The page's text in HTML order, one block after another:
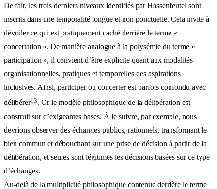
De fait, les trois derniers niveaux identifiés par Hassenfeutel sont
inscrits dans une temporalité longue et non ponctuelle. Cela invite à
dévoiler ce qui est pratiquement caché derrière le terme «
concertation ». De manière analogue à la polysémie du terme «
participation », il convient d’être explicite quant aux modalités
organisationnelles, pratiques et temporelles des aspirations
inclusives. Ainsi, participer ou concerter est parfois confondu avec
délibérer13. Or le modèle philosophique de la délibération est
construit sur d’exigeantes bases. À le suivre, par exemple, nous
devrions observer des échanges publics, rationnels, transformant le
bien commun et débouchant sur une prise de décision à partir de la
délibération, et seules sont légitimes les décisions basées sur ce type
d’échanges.
Au-delà de la multiplicité philosophique contenue derrière le terme